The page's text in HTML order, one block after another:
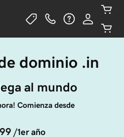
dominio .in
al mundo
Comienza desde
/1er año